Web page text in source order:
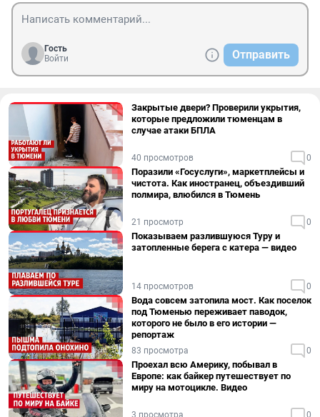
Гость
Войти
Отправить
Закрытые двери? Проверили укрытия,
которые предложили тюменцам в
случае атаки БПЛА
40 просмотров 0
Поразили «Госуслуги», маркетплейсы и
чистота. Как иностранец, объездивший
полмира, влюбился в Тюмень
21 просмотр 0
Показываем разлившуюся Туру и
затопленные берега с катера — видео
14 просмотров 0
Вода совсем затопила мост. Как поселок
под Тюменью переживает паводок,
которого не было в его истории —
репортаж
83 просмотра 0
Проехал всю Америку, побывал в
Европе: как байкер путешествует по
миру на мотоцикле. Видео
3 просмотра 0